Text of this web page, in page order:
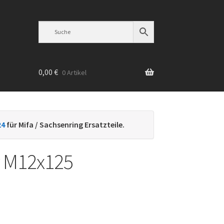
0,00 € 0 Artikel
für Mifa / Sachsenring Ersatzteile.